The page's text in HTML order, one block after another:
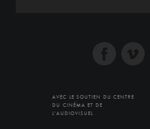
AVEC LE SOUTIEN DU CENTRE
DU CINÉMA ET DE
L'AUDIOVISUEL